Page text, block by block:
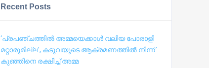
Recent Posts
‘പ്രപഞ്ചത്തില്‍ അമ്മയെക്കാള്‍ വലിയ പോരാളി
മറ്റാരുമില്ല’, കടുവയുടെ ആക്രമണത്തില്‍ നിന്ന്
കുഞ്ഞിനെ രക്ഷിച്ച് അമ്മ